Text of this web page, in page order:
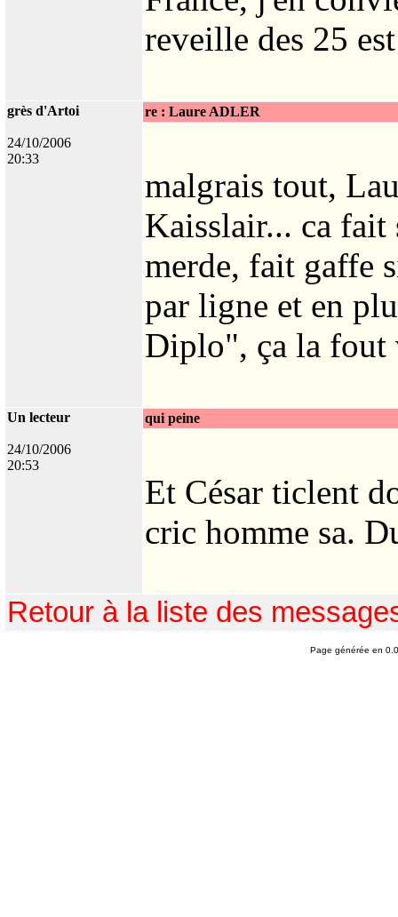
reveille des 25
grès d'Artoi
24/10/2006
20:33
re : Laure ADLER
malgrais tout,
Kaisslair... ca fait
merde, fait gaffe
par ligne et en
Diplo", ça la fout
Un lecteur
24/10/2006
20:53
qui peine
Et César ticlent
cric homme sa.
Retour à la liste des
Page générée en